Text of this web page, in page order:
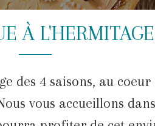
À L'HERMITAGE
des 4 saisons, au
vous accueillons